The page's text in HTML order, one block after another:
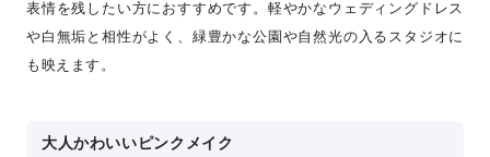
表情を残したい方におすすめです。軽やかなウェディングドレス
や白無垢と相性がよく、緑豊かな公園や自然光の入るスタジオに
も映えます。
大人かわいいピンクメイク